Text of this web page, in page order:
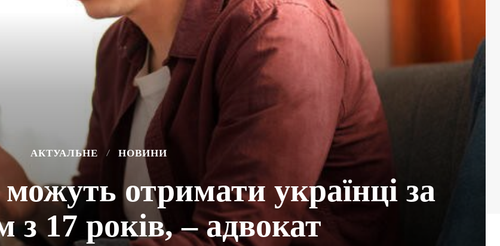
АКТУАЛЬНЕ НОВИНИ
отримати українці за
з 17 років, – адвокат